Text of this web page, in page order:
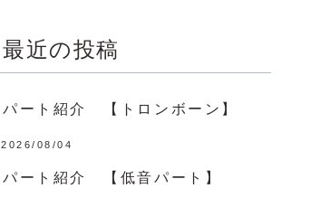
最近の投稿
パート紹介 【トロンボーン】
2026/08/04
パート紹介 【低音パート】